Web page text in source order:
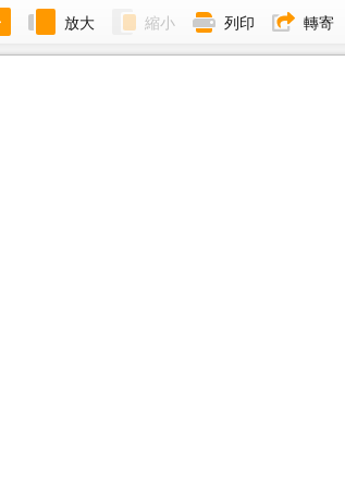
放大 縮小 列印 轉寄